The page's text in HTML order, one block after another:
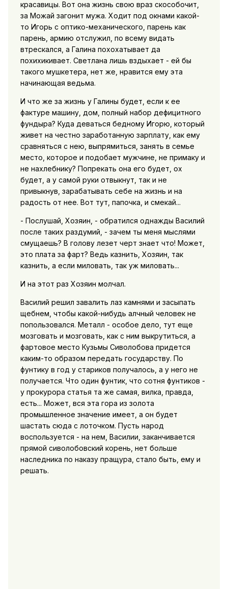
красавицы. Вот она жизнь свою враз скособочит,
за Можай загонит мужа. Ходит под окнами какой-
то Игорь с оптико-механического, парень как
парень, армию отслужил, по всему видать
втрескался, а Галина похохатывает да
похихикивает. Светлана лишь вздыхает - ей бы
такого мушкетера, нет же, нравится ему эта
начинающая ведьма.
И что же за жизнь у Галины будет, если к ее
фактуре машину, дом, полный набор дефицитного
фундыра? Куда деваться бедному Игорю, который
живет на честно заработанную зарплату, как ему
сравняться с нею, выпрямиться, занять в семье
место, которое и подобает мужчине, не примаку и
не нахлебнику? Попрекать она его будет, ох
будет, а у самой руки отвыкнут, так и не
привыкнув, зарабатывать себе на жизнь и на
радость от нее. Вот тут, папочка, и смекай...
- Послушай, Хозяин, - обратился однажды Василий
после таких раздумий, - зачем ты меня мыслями
смущаешь? В голову лезет черт знает что! Может,
это плата за фарт? Ведь казнить, Хозяин, так
казнить, а если миловать, так уж миловать...
И на этот раз Хозяин молчал.
Василий решил завалить лаз камнями и засыпать
щебнем, чтобы какой-нибудь алчный человек не
попользовался. Металл - особое дело, тут еще
мозговать и мозговать, как с ним выкрутиться, а
фартовое место Кузьмы Сиволобова придется
каким-то образом передать государству. По
фунтику в год у стариков получалось, а у него не
получается. Что один фунтик, что сотня фунтиков -
у прокурора статья та же самая, вилка, правда,
есть... Может, вся эта гора из золота
промышленное значение имеет, а он будет
шастать сюда с лоточком. Пусть народ
воспользуется - на нем, Василии, заканчивается
прямой сиволобовский корень, нет больше
наследника по наказу пращура, стало быть, ему и
решать.